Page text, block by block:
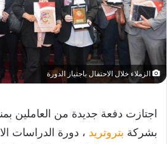
الزملاء خلال الاحتفال باجتياز الدورة
اجتازت دفعة جديدة من العاملين
بشركة بتروتريد ، دورة الدراسات